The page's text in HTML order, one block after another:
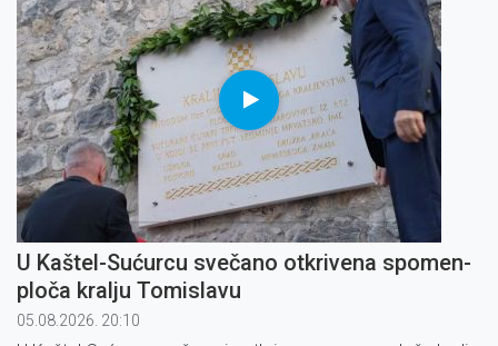
U Kaštel-Sućurcu svečano otkrivena spomen-
ploča kralju Tomislavu
05.08.2026. 20:10